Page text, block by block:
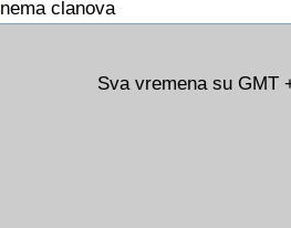
nema clanova
Sva vremena su GMT